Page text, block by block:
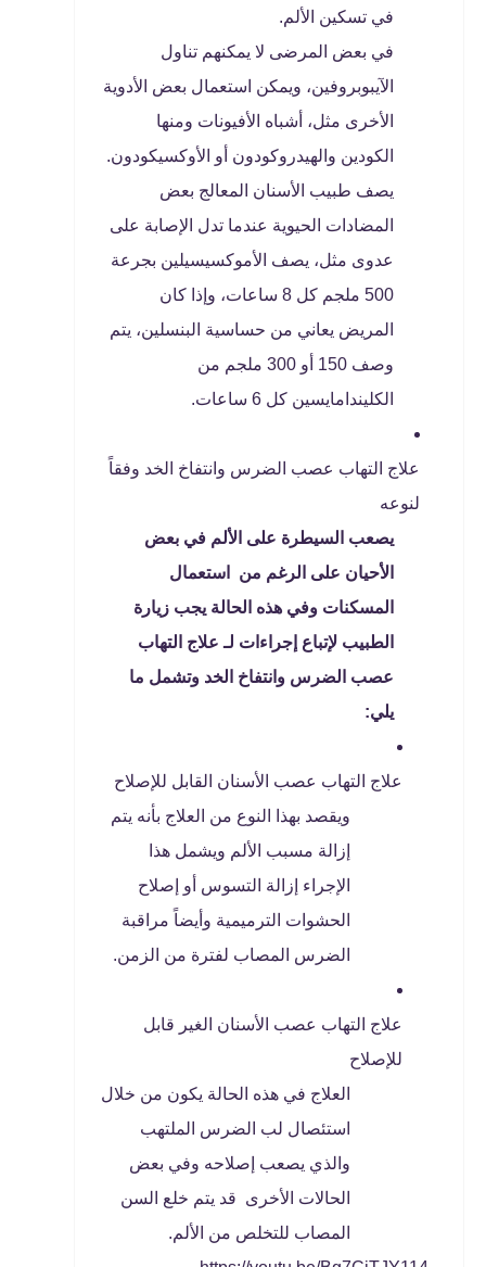
في تسكين الألم.
في بعض المرضى لا يمكنهم تناول
الآيبوبروفين، ويمكن استعمال بعض الأدوية
الأخرى مثل، أشباه الأفيونات ومنها
الكودين والهيدروكودون أو الأوكسيكودون.
يصف طبيب الأسنان المعالج بعض
المضادات الحيوية عندما تدل الإصابة على
عدوى مثل، يصف الأموكسيسيلين بجرعة
500 ملجم كل 8 ساعات، وإذا كان
المريض يعاني من حساسية البنسلين، يتم
وصف 150 أو 300 ملجم من
الكليندامايسين كل 6 ساعات.
علاج التهاب عصب الضرس وانتفاخ الخد وفقاً
لنوعه
يصعب السيطرة على الألم في بعض
الأحيان على الرغم من استعمال
المسكنات وفي هذه الحالة يجب زيارة
الطبيب لإتباع إجراءات لـ علاج التهاب
عصب الضرس وانتفاخ الخد وتشمل ما
يلي:
علاج التهاب عصب الأسنان القابل للإصلاح
ويقصد بهذا النوع من العلاج بأنه يتم
إزالة مسبب الألم ويشمل هذا
الإجراء إزالة التسوس أو إصلاح
الحشوات الترميمية وأيضاً مراقبة
الضرس المصاب لفترة من الزمن.
علاج التهاب عصب الأسنان الغير قابل
للإصلاح
العلاج في هذه الحالة يكون من خلال
استئصال لب الضرس الملتهب
والذي يصعب إصلاحه وفي بعض
الحالات الأخرى قد يتم خلع السن
المصاب للتخلص من الألم.